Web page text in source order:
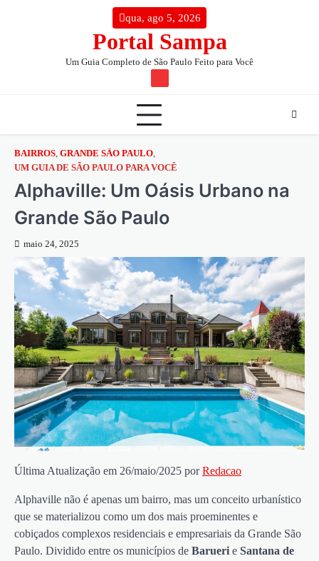
qua, ago 5, 2026
Portal Sampa
Um Guia Completo de São Paulo Feito para Você
TW
BAIRROS, GRANDE SÃO PAULO,
UM GUIA DE SÃO PAULO PARA VOCÊ
Alphaville: Um Oásis Urbano na
Grande São Paulo
maio 24, 2025
Última Atualização em 26/maio/2025 porRedacao
Alphaville não é apenas um bairro, mas um conceito urbanístico
que se materializou como um dos mais proeminentes e
cobiçados complexos residenciais e empresariais da Grande São
Paulo. Dividido entre os municípios de Barueri e Santana de